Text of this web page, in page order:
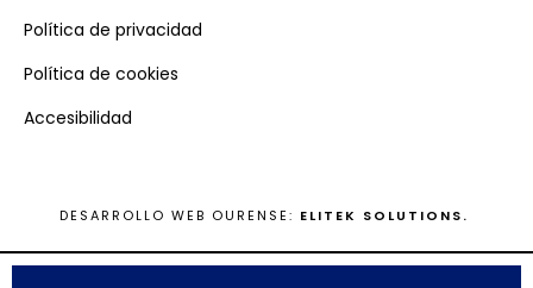
Política de privacidad
Política de cookies
Accesibilidad
DESARROLLO WEB OURENSE: ELITEK SOLUTIONS.